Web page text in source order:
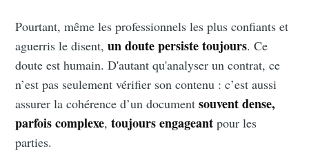
Pourtant, même les professionnels les plus confiants et
aguerris le disent,un doute persiste toujours. Ce
doute est humain. D'autant qu'analyser un contrat, ce
n’est pas seulement vérifier son contenu : c’est aussi
assurer la cohérence d’un documentsouvent dense,
parfois complexe, toujours engageantpour les
parties.